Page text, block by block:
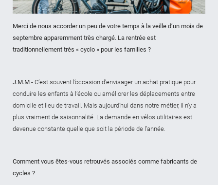
Merci de nous accorder un peu de votre temps à la veille d’un mois de
septembre apparemment très chargé. La rentrée est
traditionnellement très « cyclo » pour les familles ?
J.M.M- C’est souvent l’occasion d’envisager un achat pratique pour
conduire les enfants à l’école ou améliorer les déplacements entre
domicile et lieu de travail. Mais aujourd’hui dans notre métier, il n’y a
plus vraiment de saisonnalité. La demande en vélos utilitaires est
devenue constante quelle que soit la période de l’année.
Comment vous êtes-vous retrouvés associés comme fabricants de
cycles ?